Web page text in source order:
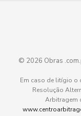
© 2026 Obras
Em caso de litígio o
Resolução
Arbitragem